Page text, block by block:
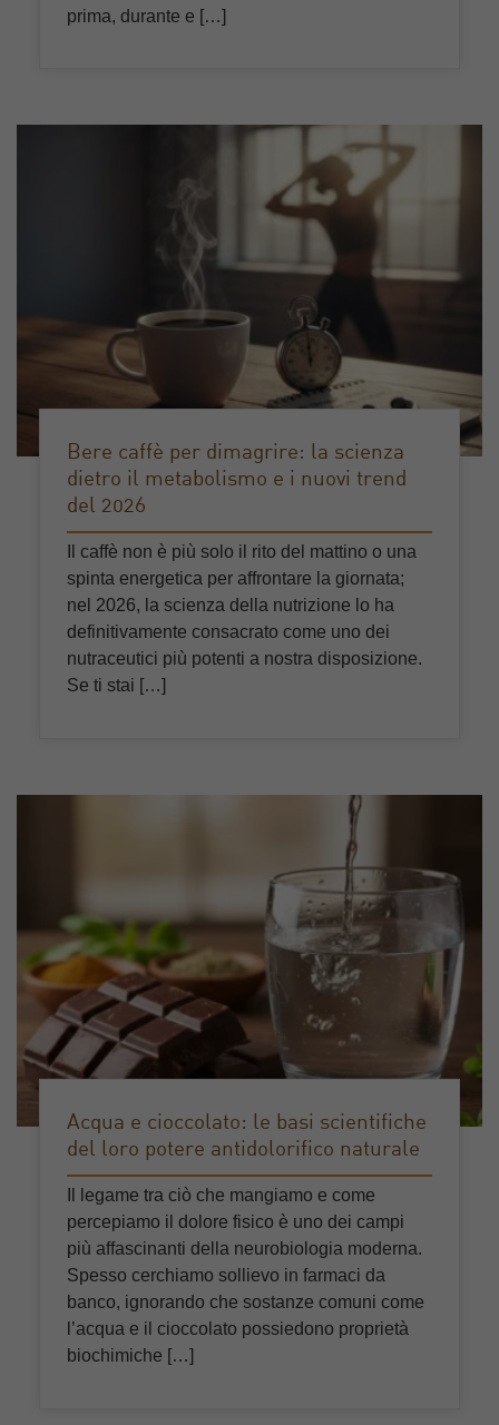
prima, durante e […]
Bere caffè per dimagrire: la scienza
dietro il metabolismo e i nuovi trend
del 2026
Il caffè non è più solo il rito del mattino o una
spinta energetica per affrontare la giornata;
nel 2026, la scienza della nutrizione lo ha
definitivamente consacrato come uno dei
nutraceutici più potenti a nostra disposizione.
Se ti stai […]
Acqua e cioccolato: le basi scientifiche
del loro potere antidolorifico naturale
Il legame tra ciò che mangiamo e come
percepiamo il dolore fisico è uno dei campi
più affascinanti della neurobiologia moderna.
Spesso cerchiamo sollievo in farmaci da
banco, ignorando che sostanze comuni come
l’acqua e il cioccolato possiedono proprietà
biochimiche […]